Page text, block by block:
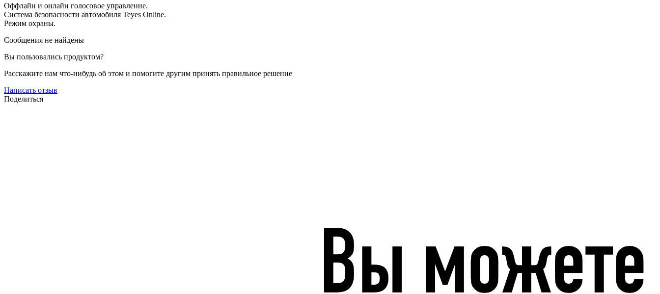
Оффлайн и онлайн голосовое управление.
Система безопасности автомобиля Teyes Online.
Режим охраны.
Сообщения не найдены
Вы пользовались продуктом?
Расскажите нам что-нибудь об этом и помогите другим принять правильное решение
Написать отзыв
Поделиться